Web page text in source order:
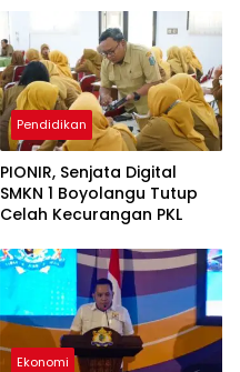
Pendidikan
PIONIR, Senjata Digital
SMKN 1 Boyolangu Tutup
Celah Kecurangan PKL
Ekonomi